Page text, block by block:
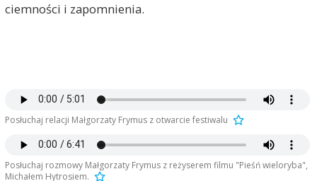
ciemności i zapomnienia.
Posłuchaj relacji Małgorzaty Frymus z otwarcie festiwalu
Posłuchaj rozmowy Małgorzaty Frymus z reżyserem filmu "Pieśń wieloryba",
Michałem Hytrosiem.